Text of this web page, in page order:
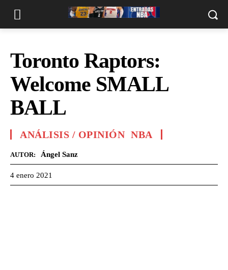
Toronto Raptors:
Welcome SMALL
BALL
ANÁLISIS / OPINIÓN NBA
AUTOR: Ángel Sanz
4 enero 2021